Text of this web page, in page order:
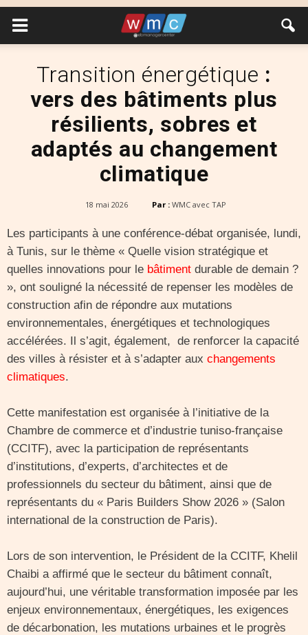
Transition énergétique :
vers des bâtiments plus
résilients, sobres et
adaptés au changement
climatique
18 mai 2026 Par : WMC avec TAP
Les participants à une conférence-débat organisée, lundi,
à Tunis, sur le thème « Quelle vision stratégique et
quelles innovations pour le bâtiment durable de demain ?
», ont souligné la nécessité de repenser les modèles de
construction afin de répondre aux mutations
environnementales, énergétiques et technologiques
accélérées. Il s’agit, également, de renforcer la capacité
des villes à résister et à s’adapter aux changements
climatiques.
Cette manifestation est organisée à l’initiative de la
Chambre de commerce et d’industrie tuniso-française
(CCITF), avec la participation de représentants
d’institutions, d’experts, d’architectes et de
professionnels du secteur du bâtiment, ainsi que de
représentants du « Paris Builders Show 2026 » (Salon
international de la construction de Paris).
Lors de son intervention, le Président de la CCITF, Khelil
Chaibi a affirmé que le secteur du bâtiment connaît,
aujourd’hui, une véritable transformation imposée par les
enjeux environnementaux, énergétiques, les exigences
de décarbonation, les mutations urbaines et le progrès